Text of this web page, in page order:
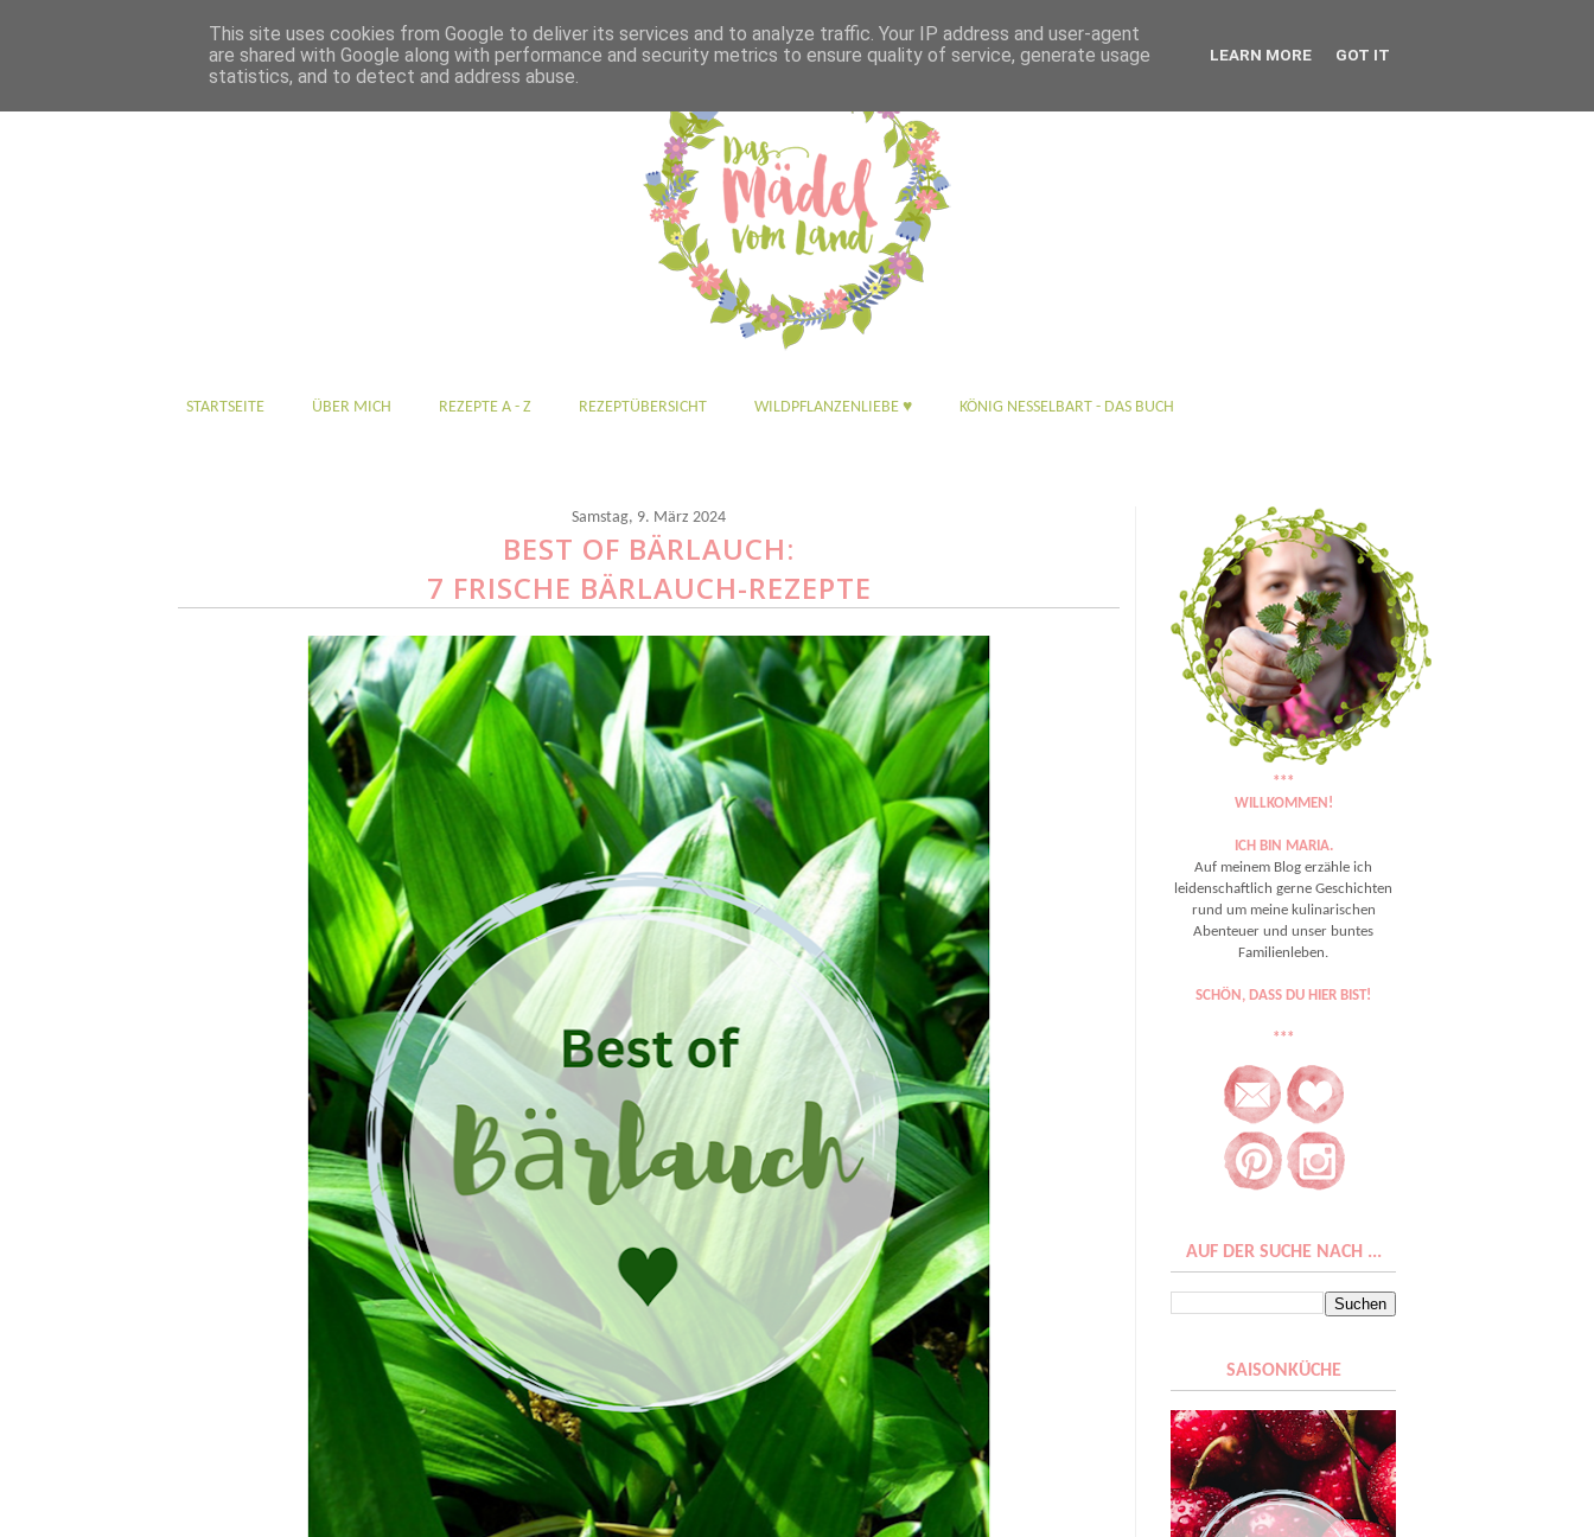
STARTSEITE ÜBER MICH REZEPTE A - Z REZEPTÜBERSICHT WILDPFLANZENLIEBE ♥ KÖNIG NESSELBART - DAS BUCH
Samstag, 9. März 2024
BEST OF BÄRLAUCH:
7 FRISCHE BÄRLAUCH-REZEPTE
***
WILLKOMMEN!
ICH BIN MARIA.
Auf meinem Blog erzähle ich
leidenschaftlich gerne Geschichten
rund um meine kulinarischen
Abenteuer und unser buntes
Familienleben.
SCHÖN, DASS DU HIER BIST!
***
AUF DER SUCHE NACH ...
SAISONKÜCHE
This site uses cookies from Google to deliver its services and to analyze traffic. Your IP address and user-agent
are shared with Google along with performance and security metrics to ensure quality of service, generate usage
statistics, and to detect and address abuse.
LEARN MORE GOT IT